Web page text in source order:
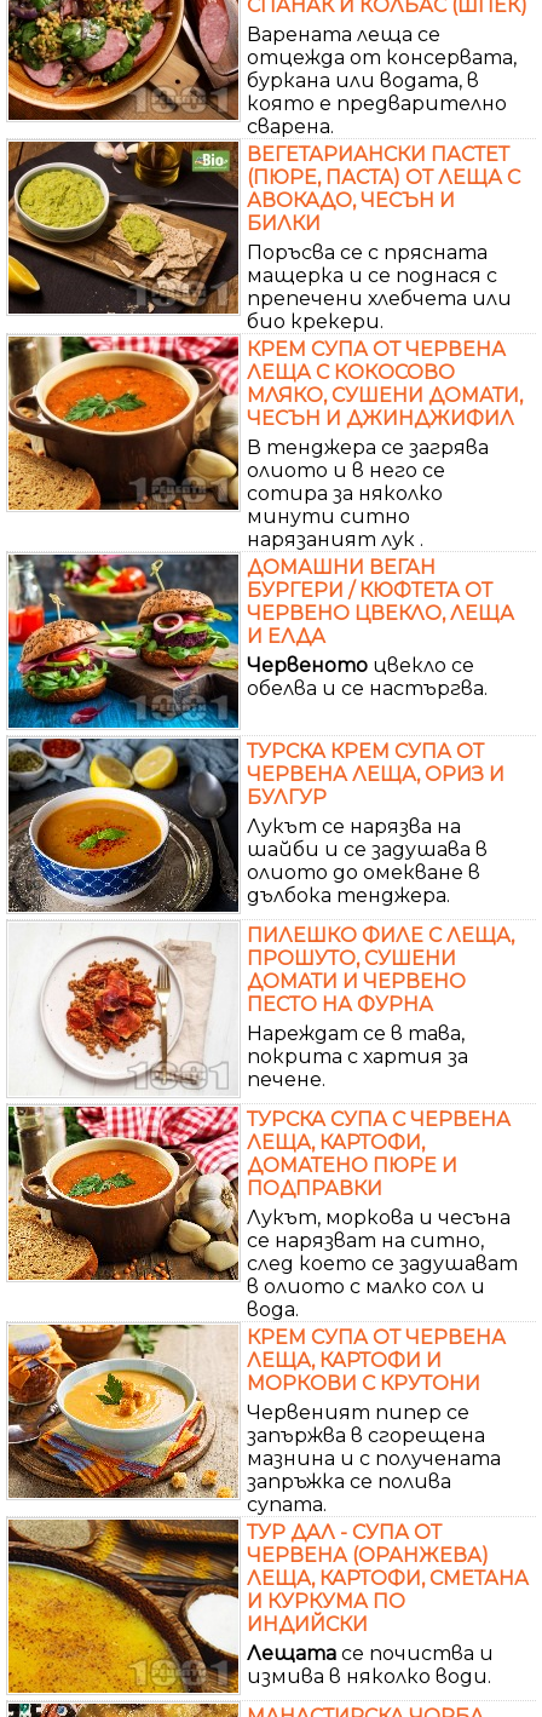
СПАНАК И КОЛБАС (ШПЕК)
Варената леща се
отцежда от консервата,
буркана или водата, в
която е предварително
сварена.
ВЕГЕТАРИАНСКИ ПАСТЕТ
(ПЮРЕ, ПАСТА) ОТ ЛЕЩА С
АВОКАДО, ЧЕСЪН И
БИЛКИ
Поръсва се с прясната
мащерка и се поднася с
препечени хлебчета или
био крекери.
КРЕМ СУПА ОТ ЧЕРВЕНА
ЛЕЩА С КОКОСОВО
МЛЯКО, СУШЕНИ ДОМАТИ,
ЧЕСЪН И ДЖИНДЖИФИЛ
В тенджера се загрява
олиото и в него се
сотира за няколко
минути ситно
нарязаният лук .
ДОМАШНИ ВЕГАН
БУРГЕРИ / КЮФТЕТА ОТ
ЧЕРВЕНО ЦВЕКЛО, ЛЕЩА
И ЕЛДА
Червеното цвекло се
обелва и се настъргва.
ТУРСКА КРЕМ СУПА ОТ
ЧЕРВЕНА ЛЕЩА, ОРИЗ И
БУЛГУР
Лукът се нарязва на
шайби и се задушава в
олиото до омекване в
дълбока тенджера.
ПИЛЕШКО ФИЛЕ С ЛЕЩА,
ПРОШУТО, СУШЕНИ
ДОМАТИ И ЧЕРВЕНО
ПЕСТО НА ФУРНА
Нареждат се в тава,
покрита с хартия за
печене.
ТУРСКА СУПА С ЧЕРВЕНА
ЛЕЩА, КАРТОФИ,
ДОМАТЕНО ПЮРЕ И
ПОДПРАВКИ
Лукът, моркова и чесъна
се нарязват на ситно,
след което се задушават
в олиото с малко сол и
вода.
КРЕМ СУПА ОТ ЧЕРВЕНА
ЛЕЩА, КАРТОФИ И
МОРКОВИ С КРУТОНИ
Червеният пипер се
запържва в сгорещена
мазнина и с получената
запръжка се полива
супата.
ТУР ДАЛ - СУПА ОТ
ЧЕРВЕНА (ОРАНЖЕВА)
ЛЕЩА, КАРТОФИ, СМЕТАНА
И КУРКУМА ПО
ИНДИЙСКИ
Лещата се почиства и
измива в няколко води.